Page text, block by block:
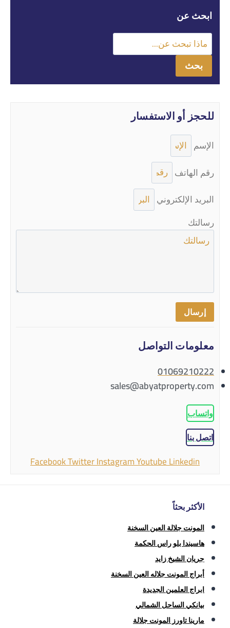
ابحث عن
بحث
للحجز أو الاستفسار
الإسم
رقم الهاتف
البريد الإلكتروني
رسالتك
إرسال
معلومات التواصل
01069210222
sales@abyatproperty.com
واتساب
اتصل بنا
FacebookTwitterInstagramYoutubeLinkedin
الأكثر بحثاً
المونت جلالة العين السخنة
هاسيندا بلو راس الحكمة
جريان الشيخ زايد
أبراج المونت جلاله العين السخنة
ابراج العلمين الجديدة
بيانكي الساحل الشمالي
مارينا تاورز المونت جلالة